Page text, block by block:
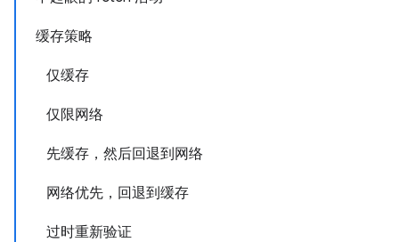
缓存策略
仅缓存
仅限网络
先缓存，然后回退到网络
网络优先，回退到缓存
过时重新验证